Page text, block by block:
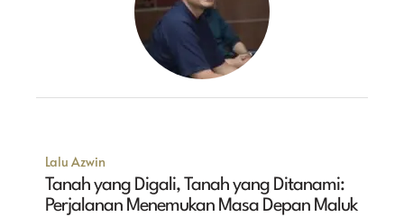
Lalu Azwin
Tanah yang Digali, Tanah yang Ditanami:
Perjalanan Menemukan Masa Depan Maluk